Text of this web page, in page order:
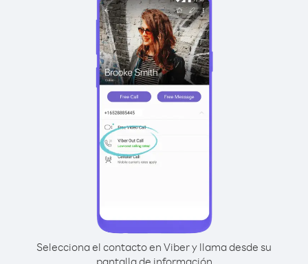
Selecciona el contacto en Viber y llama desde su
pantalla de información